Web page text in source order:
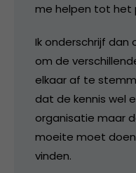
me helpen tot het
Ik onderschrijf
om de
elkaar af te
dat de kennis wel
organisatie maar
moeite moet
vinden.